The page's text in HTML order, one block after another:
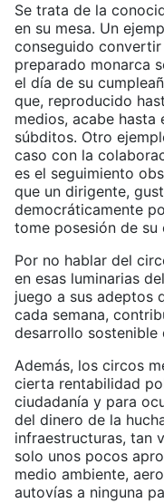
Se trata de la
en su mesa. Un
conseguido
preparado monarca
el día de su
que, reproducido
medios, acabe hasta
súbditos. Otro
caso con la
es el seguimiento
que un dirigente,
democráticamente
tome posesión de su
Por no hablar del
en esas luminarias
juego a sus adeptos
cada semana,
desarrollo sostenible
Además, los circos
cierta rentabilidad
ciudadanía y para
del dinero de la
infraestructuras, tan
solo unos pocos
medio ambiente,
autovías a ninguna